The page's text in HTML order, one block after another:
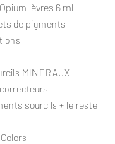
lèvres 6 ml
de pigments
MINERAUX
sourcils + le reste